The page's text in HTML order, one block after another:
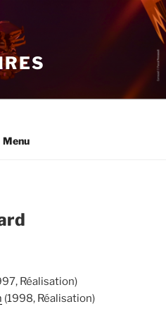
Menu
Réalisation)
(1998, Réalisation)